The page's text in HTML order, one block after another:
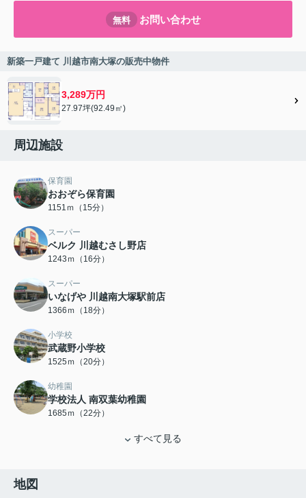
無料 お問い合わせ
新築一戸建て 川越市南大塚の販売中物件
3,289万円
27.97坪(92.49㎡)
周辺施設
保育園
おおぞら保育園
1151ｍ（15分）
スーパー
ベルク 川越むさし野店
1243ｍ（16分）
スーパー
いなげや 川越南大塚駅前店
1366ｍ（18分）
小学校
武蔵野小学校
1525ｍ（20分）
幼稚園
学校法人 南双葉幼稚園
1685ｍ（22分）
すべて見る
地図